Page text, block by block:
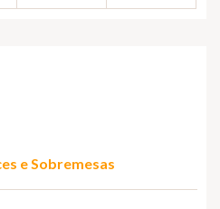
e Sobremesas